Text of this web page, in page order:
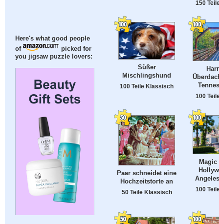
Here's what good people
of
picked for
you jigsaw puzzle lovers:
150
Süßer
Mischlingshund
100 Teile Klassisch
100
Paar schneidet eine
Hochzeitstorte an
50 Teile Klassisch 100